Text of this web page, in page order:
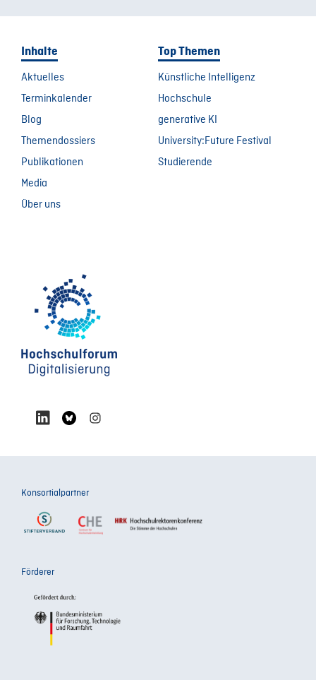
Inhalte
Aktuelles
Terminkalender
Blog
Themendossiers
Publikationen
Media
Über uns
Top Themen
Künstliche Intelligenz
Hochschule
generative KI
University:Future Festival
Studierende
Konsortialpartner
Förderer